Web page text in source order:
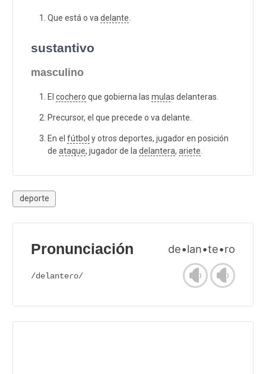
Que está o va delante
sustantivo
masculino
El cochero que gobierna las mulas delanteras.
Precursor, el que precede o va delante.
En el fútbol y otros deportes, jugador en posición
de ataque, jugador de la delantera, ariete
deporte
Pronunciación de•lan•te•ro
/delanteɾo/